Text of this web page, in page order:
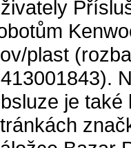
plast
je také